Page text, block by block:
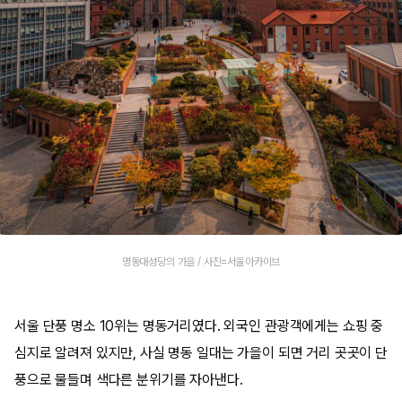
명동대성당의 가을 / 사진=서울아카이브
서울 단풍 명소 10위는 명동거리였다. 외국인 관광객에게는 쇼핑 중
심지로 알려져 있지만, 사실 명동 일대는 가을이 되면 거리 곳곳이 단
풍으로 물들며 색다른 분위기를 자아낸다.